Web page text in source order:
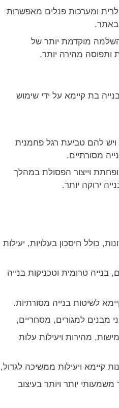
ומערכות פנלים מאפשרות
באתר.
מוקדמת יותר של
ותפוסה מהירה יותר.
בת קיימא על ידי שימוש
להם טביעת רגל פחמנית
מסורתיים.
וייצור הפסולת במהלך
ירוקה יותר.
כולל חיסכון בעלויות, יעילות
טרומית וטכניקות בנייה
לשיטות בנייה מסורתיות.
מבנים למגורים, מסחריים,
מהירות ויעילות עלות
קיימא ויעילות ממשיכה לגדול,
יותר ויותר בעיצוב